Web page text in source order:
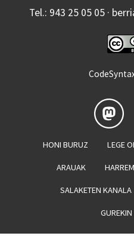
Tel.: 943 25 05 05 ·
HONI BURUZ LEGE
ARAUAK
SALAKETEN KANALA